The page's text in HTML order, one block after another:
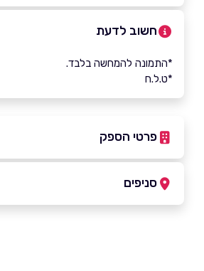
חשוב לדעת
*התמונה להמחשה בלבד.
*ט.ל.ח
פרטי הספק
0502285555
סניפים